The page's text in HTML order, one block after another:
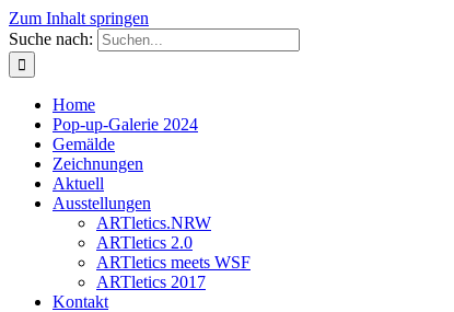
Zum Inhalt springen
Suche nach:
Home
Pop-up-Galerie 2024
Gemälde
Zeichnungen
Aktuell
Ausstellungen
ARTletics.NRW
ARTletics 2.0
ARTletics meets WSF
ARTletics 2017
Kontakt